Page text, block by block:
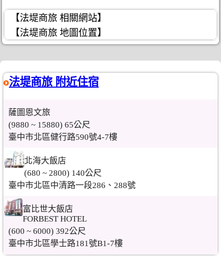
【法堤商旅 相關網站】
【法堤商旅 地圖位置】
法堤商旅 附近住宿
薩圖恩文旅
(9880 ~ 15880) 65公尺
臺中市北區健行路590號4-7樓
北海大飯店
(680 ~ 2800) 140公尺
臺中市北區中清路一段286、288號
富比世大飯店
FORBEST HOTEL
(600 ~ 6000) 392公尺
臺中市北區學士路181號B1-7樓